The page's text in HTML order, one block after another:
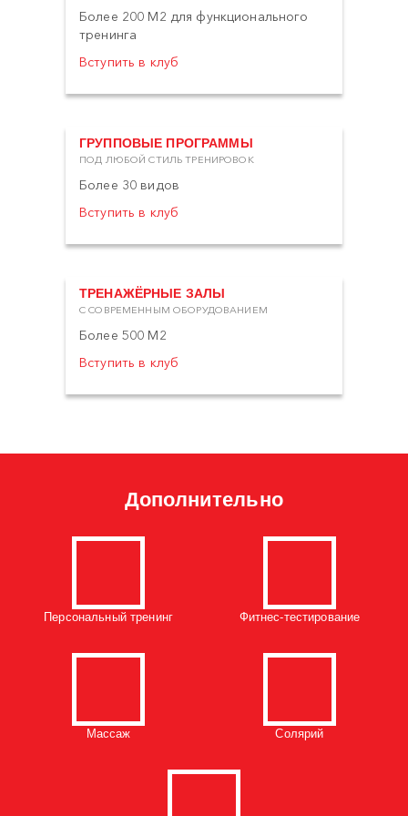
Более 200 М2 для функционального
тренинга
Вступить в клуб
ГРУППОВЫЕ ПРОГРАММЫ
ПОД ЛЮБОЙ СТИЛЬ ТРЕНИРОВОК
Более 30 видов
Вступить в клуб
ТРЕНАЖЁРНЫЕ ЗАЛЫ
С СОВРЕМЕННЫМ ОБОРУДОВАНИЕМ
Более 500 М2
Вступить в клуб
Дополнительно
Персональный тренинг Фитнес-тестирование
Массаж Солярий